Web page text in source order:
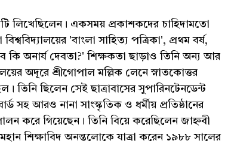
লিখেছিলেন। একসময় প্রকাশকদের চাহিদামতো
'বাংলা সাহিত্য পত্রিকা', প্রথম বর্ষ,
অনার্য দেবতা?' শিক্ষকতা ছাড়াও তিনি অন্য আর
অদূরে শ্রীগোপাল মল্লিক লেনে স্নাতকোত্তর
তিনি ছিলেন সেই ছাত্রাবাসের সুপারিনটেনডেন্ট
সহ আরও নানা সাংস্কৃতিক ও ধর্মীয় প্রতিষ্ঠানের
করে গিয়েছেন। তিনি বিয়ে করেছিলেন জাহ্নবী
শিক্ষাবিদ অনন্তলোকে যাত্রা করেন ১৯৮৮ সালের